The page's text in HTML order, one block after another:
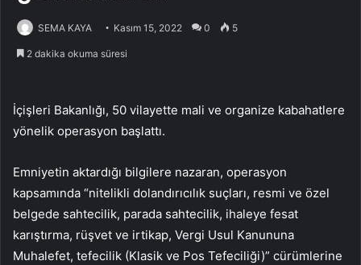
SEMA KAYA Kasım 15, 2022 0 5
2 dakika okuma süresi
İçişleri Bakanlığı, 50 vilayette mali ve organize kabahatlere
yönelik operasyon başlattı.
Emniyetin aktardığı bilgilere nazaran, operasyon
kapsamında “nitelikli dolandırıcılık suçları, resmi ve özel
belgede sahtecilik, parada sahtecilik, ihaleye fesat
karıştırma, rüşvet ve irtikap, Vergi Usul Kanununa
Muhalefet, tefecilik (Klasik ve Pos Tefeciliği)” cürümlerine